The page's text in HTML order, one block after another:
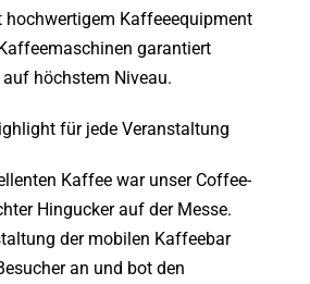
Kaffeeequipment
garantiert
höchstem Niveau.
für jede Veranstaltung
Kaffee war unser Coffee-
Hingucker auf der Messe.
der mobilen Kaffeebar
an und bot den